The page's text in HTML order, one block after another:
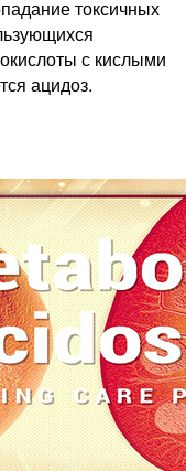
токсичных
с кислыми
ацидоз.